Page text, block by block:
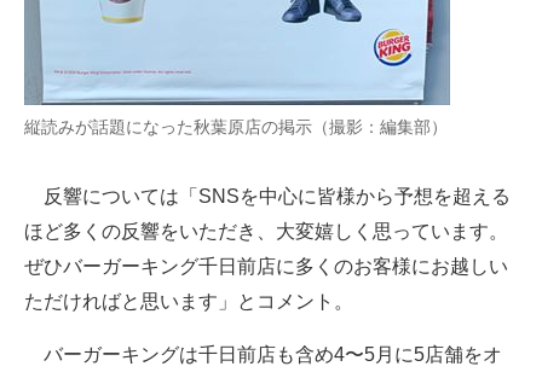
縦読みが話題になった秋葉原店の掲示（撮影：編集部）
反響については「SNSを中心に皆様から予想を超える
ほど多くの反響をいただき、大変嬉しく思っています。
ぜひバーガーキング千日前店に多くのお客様にお越しい
ただければと思います」とコメント。
バーガーキングは千日前店も含め4〜5月に5店舗をオ